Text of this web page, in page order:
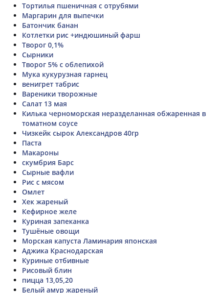
Тортилья пшеничная с отрубями
Маргарин для выпечки
Батончик банан
Котлетки рис +индюшиный фарш
Творог 0,1%
Сырники
Творог 5% с облепихой
Мука кукурузная гарнец
венигрет табрис
Вареники творожные
Салат 13 мая
Килька черноморская неразделанная обжаренная в
томатном соусе
Чизкейк сырок Александров 40гр
Паста
Макароны
скумбрия Барс
Сырные вафли
Рис с мясом
Омлет
Хек жареный
Кефирное желе
Куриная запеканка
Тушёные овощи
Морская капуста Ламинария японская
Аджика Краснодарская
Куриные отбивные
Рисовый блин
пицца 13,05,20
Белый амур жареный